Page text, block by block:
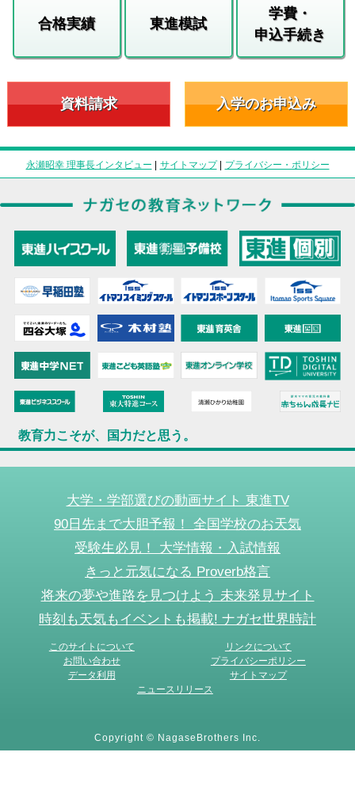
合格実績 東進模試
学費・
申込手続き
資料請求 入学のお申込み
永瀬昭幸 理事長インタビュー | サイトマップ| プライバシー・ポリシー
教育力こそが、国力だと思う。
大学・学部選びの動画サイト 東進TV
90日先まで大胆予報！ 全国学校のお天気
受験生必見！ 大学情報・入試情報
きっと元気になる Proverb格言
将来の夢や進路を見つけよう 未来発見サイト
時刻も天気もイベントも掲載! ナガセ世界時計
このサイトについて
リンクについて
お問い合わせ
プライバシーポリシー
データ利用
サイトマップ
ニュースリリース
Copyright © NagaseBrothers Inc.